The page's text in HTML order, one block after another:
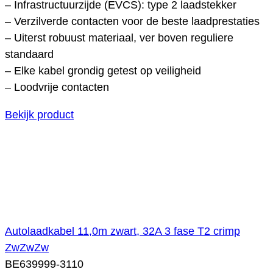
– Infrastructuurzijde (EVCS): type 2 laadstekker
– Verzilverde contacten voor de beste laadprestaties
– Uiterst robuust materiaal, ver boven reguliere
standaard
– Elke kabel grondig getest op veiligheid
– Loodvrije contacten
Bekijk product
Autolaadkabel 11,0m zwart, 32A 3 fase T2 crimp
ZwZwZw
BE639999-3110